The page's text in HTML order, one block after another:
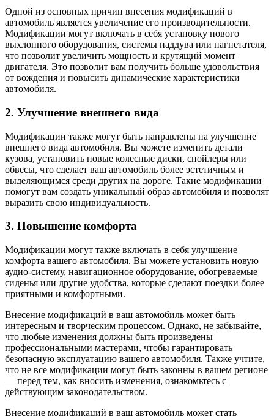
Одной из основных причин внесения модификаций в
автомобиль является увеличение его производительности.
Модификации могут включать в себя установку нового
выхлопного оборудования, системы наддува или нагнетателя,
что позволит увеличить мощность и крутящий момент
двигателя. Это позволит вам получить больше удовольствия
от вождения и повысить динамические характеристики
автомобиля.
2. Улучшение внешнего вида
Модификации также могут быть направлены на улучшение
внешнего вида автомобиля. Вы можете изменить детали
кузова, установить новые колесные диски, спойлеры или
обвесы, что сделает ваш автомобиль более эстетичным и
выделяющимся среди других на дороге. Такие модификации
помогут вам создать уникальный образ автомобиля и позволят
выразить свою индивидуальность.
3. Повышение комфорта
Модификации могут также включать в себя улучшение
комфорта вашего автомобиля. Вы можете установить новую
аудио-систему, навигационное оборудование, обогреваемые
сиденья или другие удобства, которые сделают поездки более
приятными и комфортными.
Внесение модификаций в ваш автомобиль может быть
интересным и творческим процессом. Однако, не забывайте,
что любые изменения должны быть произведены
профессиональными мастерами, чтобы гарантировать
безопасную эксплуатацию вашего автомобиля. Также учтите,
что не все модификации могут быть законны в вашем регионе
— перед тем, как вносить изменения, ознакомьтесь с
действующим законодательством.
Внесение модификаций в ваш автомобиль может стать